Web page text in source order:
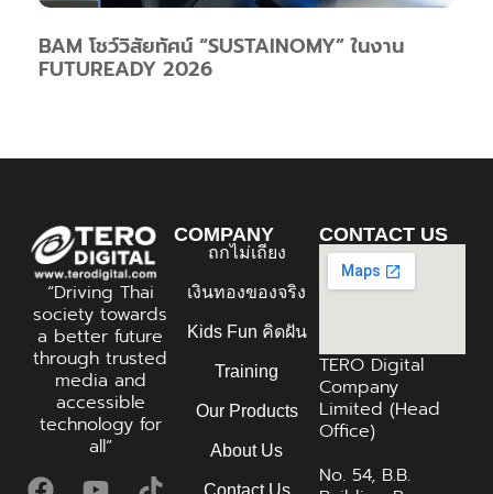
BAM โชว์วิสัยทัศน์ “SUSTAINOMY” ในงาน
FUTUREADY 2026
“Driving Thai
society towards
a better future
through trusted
media and
accessible
technology for
all”
COMPANY
ถกไม่เถียง
เงินทองของจริง
Kids Fun คิดฝัน
Training
Our Products
About Us
Contact Us
CONTACT US
TERO Digital
Company
Limited (Head
Office)
No. 54, B.B.